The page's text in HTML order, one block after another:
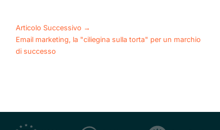
Articolo Successivo →
Email marketing, la "ciliegina sulla torta" per un marchio
di successo